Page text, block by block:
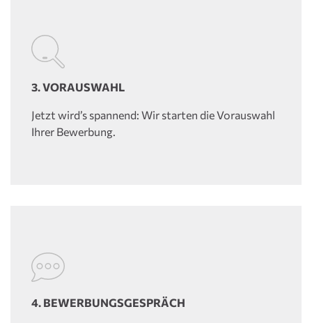
3. VORAUSWAHL
Jetzt wird’s spannend: Wir starten die Vorauswahl
Ihrer Bewerbung.
4. BEWERBUNGSGESPRÄCH